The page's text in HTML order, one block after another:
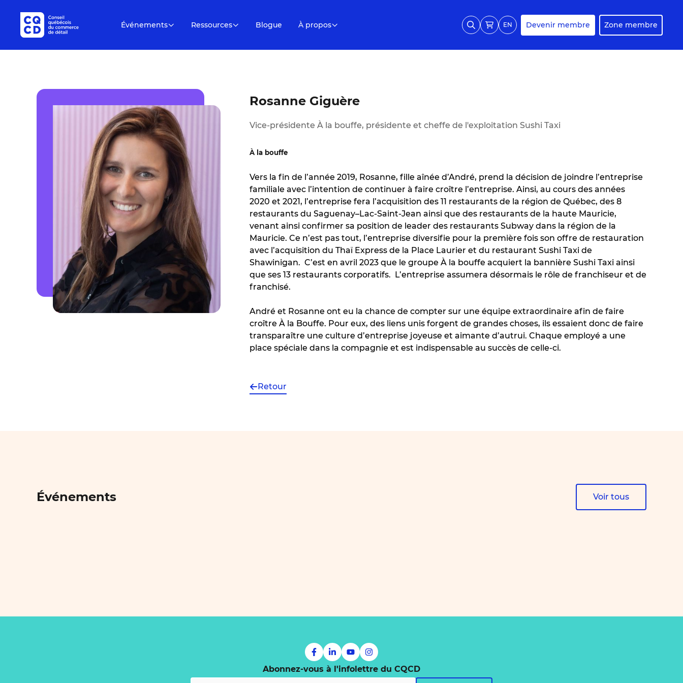
Événements Ressources Blogue À propos EN Devenir membre Zone membre
Rosanne Giguère
Vice-présidente À la bouffe, présidente et cheffe de l'exploitation Sushi Taxi
À la bouffe
Vers la fin de l’année 2019, Rosanne, fille aînée d’André, prend la décision de joindre l’entreprise
familiale avec l’intention de continuer à faire croître l’entreprise. Ainsi, au cours des années
2020 et 2021, l’entreprise fera l’acquisition des 11 restaurants de la région de Québec, des 8
restaurants du Saguenay–Lac-Saint-Jean ainsi que des restaurants de la haute Mauricie,
venant ainsi confirmer sa position de leader des restaurants Subway dans la région de la
Mauricie. Ce n’est pas tout, l’entreprise diversifie pour la première fois son offre de restauration
avec l’acquisition du Thaï Express de la Place Laurier et du restaurant Sushi Taxi de
Shawinigan. C’est en avril 2023 que le groupe À la bouffe acquiert la bannière Sushi Taxi ainsi
que ses 13 restaurants corporatifs. L’entreprise assumera désormais le rôle de franchiseur et de
franchisé.
André et Rosanne ont eu la chance de compter sur une équipe extraordinaire afin de faire
croître À la Bouffe. Pour eux, des liens unis forgent de grandes choses, ils essaient donc de faire
transparaître une culture d’entreprise joyeuse et aimante d’autrui. Chaque employé a une
place spéciale dans la compagnie et est indispensable au succès de celle-ci.
Retour
Événements Voir tous
Abonnez-vous à l'infolettre du CQCD